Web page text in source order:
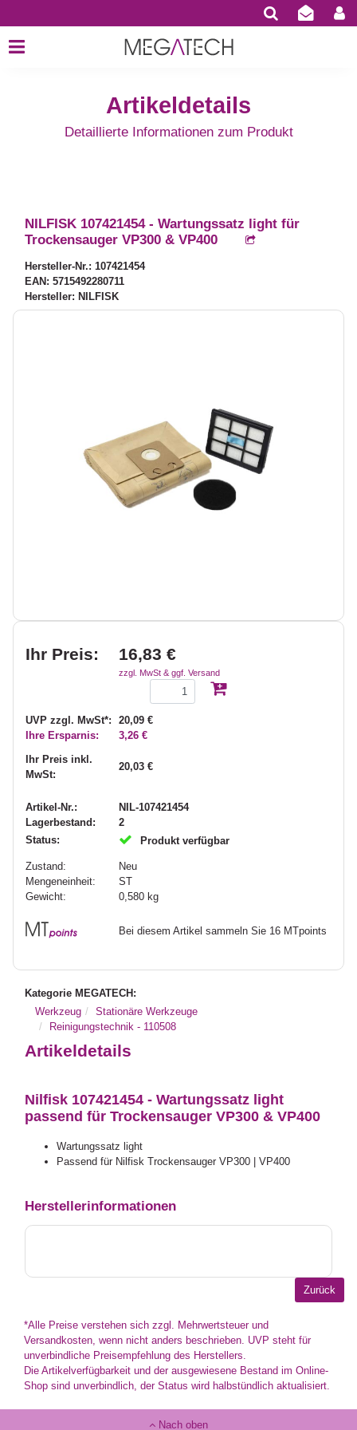
Artikeldetails
Detaillierte Informationen zum Produkt
NILFISK 107421454 - Wartungssatz light für
Trockensauger VP300 & VP400
Hersteller-Nr.: 107421454
EAN: 5715492280711
Hersteller: NILFISK
Ihr Preis: 16,83 €
zzgl. MwSt & ggf. Versand
UVP zzgl. MwSt*:
20,09 €
Ihre Ersparnis:
3,26 €
Ihr Preis inkl.
MwSt:
20,03 €
Artikel-Nr.:
NIL-107421454
Lagerbestand:
2
Status:
Produkt verfügbar
Zustand:
Neu
Mengeneinheit:
ST
Gewicht:
0,580 kg
Bei diesem Artikel sammeln Sie 16 MTpoints
Kategorie MEGATECH:
Werkzeug
Stationäre Werkzeuge
Reinigungstechnik - 110508
Artikeldetails
Nilfisk 107421454 - Wartungssatz light
passend für Trockensauger VP300 & VP400
Wartungssatz light
Passend für Nilfisk Trockensauger VP300 | VP400
Herstellerinformationen
*Alle Preise verstehen sich zzgl. Mehrwertsteuer und
Versandkosten, wenn nicht anders beschrieben. UVP steht für
unverbindliche Preisempfehlung des Herstellers.
Die Artikelverfügbarkeit und der ausgewiesene Bestand im Online-
Shop sind unverbindlich, der Status wird halbstündlich aktualisiert.
Nach oben